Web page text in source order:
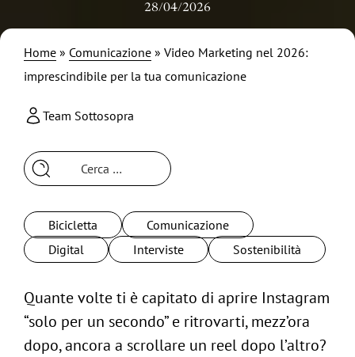
28/04/2026
Home » Comunicazione » Video Marketing nel 2026:
imprescindibile per la tua comunicazione
Team Sottosopra
per:
Bicicletta
Comunicazione
Digital
Interviste Sostenibilità
Quante volte ti è capitato di aprire Instagram
“solo per un secondo” e ritrovarti, mezz’ora
dopo, ancora a scrollare un reel dopo l’altro?